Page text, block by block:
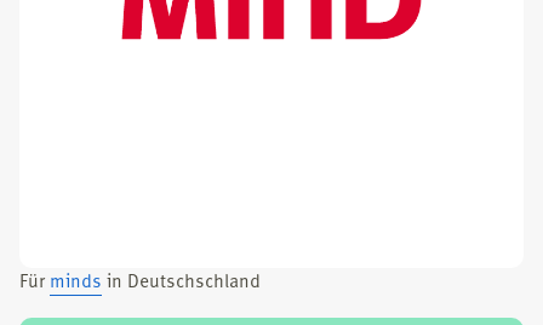
Für minds in Deutsch­sch­land